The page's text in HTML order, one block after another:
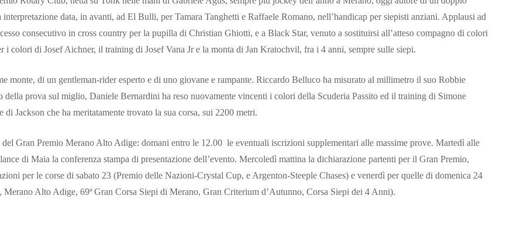
interpretazione data, in avanti, ad El Bulli, per Tamara Tanghetti e Raffaele Romano, nell’handicap per siepisti anziani. Applausi ad
consecutivo in cross country per la pupilla di Christian Ghiotti, e a Black Star, venuto a sostituirsi all’atteso compagno di colori
i colori di Josef Aichner, il training di Josef Vana Jr e la monta di Jan Kratochvil, fra i 4 anni, sempre sulle siepi.
monte, di un gentleman-rider esperto e di uno giovane e rampante. Riccardo Belluco ha misurato al millimetro il suo Robbie
della prova sul miglio, Daniele Bernardini ha reso nuovamente vincenti i colori della Scuderia Passito ed il training di Simone
di Jackson che ha meritatamente trovato la sua corsa, sui 2200 metri.
del Gran Premio Merano Alto Adige: domani entro le 12.00 le eventuali iscrizioni supplementari alle massime prove. Martedì alle
di Maia la conferenza stampa di presentazione dell’evento. Mercoledì mattina la dichiarazione partenti per il Gran Premio,
per le corse di sabato 23 (Premio delle Nazioni-Crystal Cup, e Argenton-Steeple Chases) e venerdì per quelle di domenica 24
Merano Alto Adige, 69ª Gran Corsa Siepi di Merano, Gran Criterium d’Autunno, Corsa Siepi dei 4 Anni).